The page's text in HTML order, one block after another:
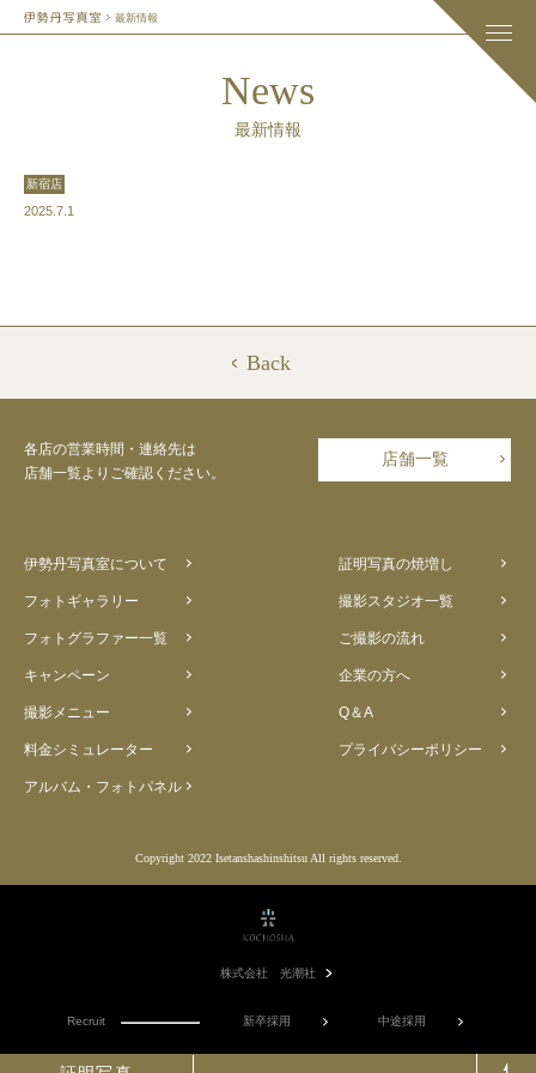
最新情報
News
最新情報
新宿店
2025.7.1
Back
各店の営業時間・連絡先は
店舗一覧よりご確認ください。
店舗一覧
伊勢丹写真室について 証明写真の焼増し
フォトギャラリー 撮影スタジオ一覧
フォトグラファー一覧 ご撮影の流れ
キャンペーン 企業の方へ
撮影メニュー Q＆A
料金シミュレーター プライバシーポリシー
アルバム・フォトパネル
Copyright 2022 Isetanshashinshitsu All rights reserved.
株式会社 光潮社
Recruit 新卒採用 中途採用